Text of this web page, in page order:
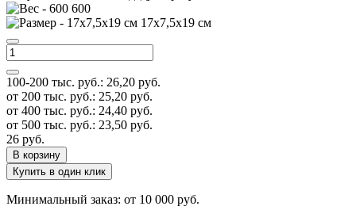
600
17x7,5x19 см
100-200 тыс. руб.: 26,20 руб.
от 200 тыс. руб.: 25,20 руб.
от 400 тыс. руб.: 24,40 руб.
от 500 тыс. руб.: 23,50 руб.
26 руб.
В корзину
Купить в один клик
Минимальный заказ: от 10 000 руб.